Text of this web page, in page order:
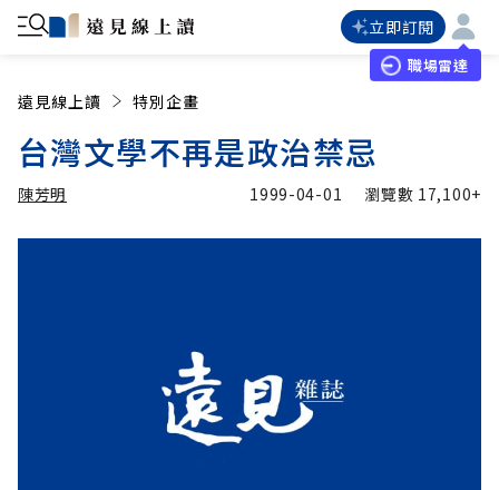
立即訂閱
職場雷達
遠見線上讀 特別企畫
台灣文學不再是政治禁忌
陳芳明 1999-04-01 瀏覽數 17,100+